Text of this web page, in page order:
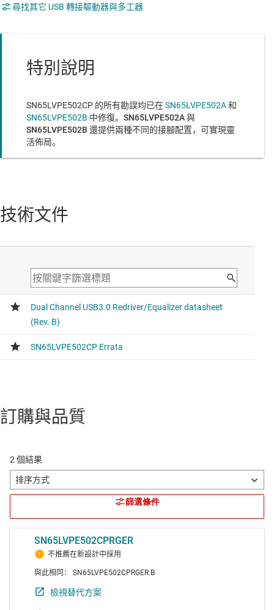
尋找其它 USB 轉接驅動器與多工器
特別說明
SN65LVPE502CP 的所有勘誤均已在SN65LVPE502A和
SN65LVPE502B 中修復。 SN65LVPE502A與
SN65LVPE502B 還提供兩種不同的接腳配置，可實現靈
活佈局。
技術文件
訂購與品質